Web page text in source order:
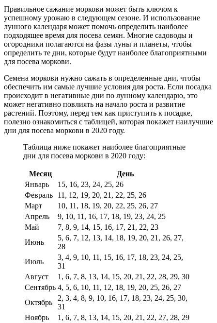
Правильное сажание моркови может быть ключом к
успешному урожаю в следующем сезоне. И использование
лунного календаря может помочь определить наиболее
подходящее время для посева семян. Многие садоводы и
огородники полагаются на фазы луны и планеты, чтобы
определить те дни, которые будут наиболее благоприятными
для посева моркови.
Семена моркови нужно сажать в определенные дни, чтобы
обеспечить им самые лучшие условия для роста. Если посадка
происходит в негативные дни по лунному календарю, это
может негативно повлиять на начало роста и развитие
растений. Поэтому, перед тем как приступить к посадке,
полезно ознакомиться с таблицей, которая покажет наилучшие
дни для посева моркови в 2020 году.
Таблица ниже покажет наиболее благоприятные
дни для посева моркови в 2020 году:
Месяц
День
Январь
15, 16, 23, 24, 25, 26
Февраль
11, 12, 19, 20, 21, 22, 25, 26
Март
10, 11, 18, 19, 20, 22, 25, 26, 27
Апрель
9, 10, 11, 16, 17, 18, 19, 23, 24, 25
Май
7, 8, 9, 14, 15, 16, 17, 21, 22, 23
Июнь
5, 6, 7, 12, 13, 14, 18, 19, 20, 21, 26, 27,
28
Июль
3, 4, 9, 10, 11, 15, 16, 17, 18, 23, 24, 25,
31
Август
1, 6, 7, 8, 13, 14, 15, 20, 21, 22, 28, 29, 30
Сентябрь 4, 5, 6, 10, 11, 12, 18, 19, 20, 25, 26, 27
Октябрь
2, 3, 4, 8, 9, 10, 16, 17, 18, 23, 24, 25, 30,
31
Ноябрь
1, 6, 7, 8, 13, 14, 15, 20, 21, 22, 27, 28, 29